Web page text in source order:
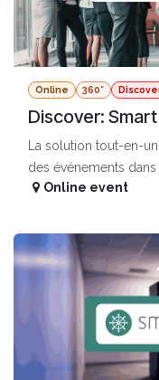
Online 360°
Discover:
La solution tout-en-
des événements
Online event